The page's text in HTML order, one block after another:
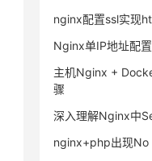
size] [
nginx配置ssl实现
Nginx单IP地址配
主机Nginx +
骤
深入理解Nginx中
nginx+php出现